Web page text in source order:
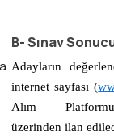
B- Sınav
Adayların
internet sayfası(
Alım Platformu
üzerinden ilan